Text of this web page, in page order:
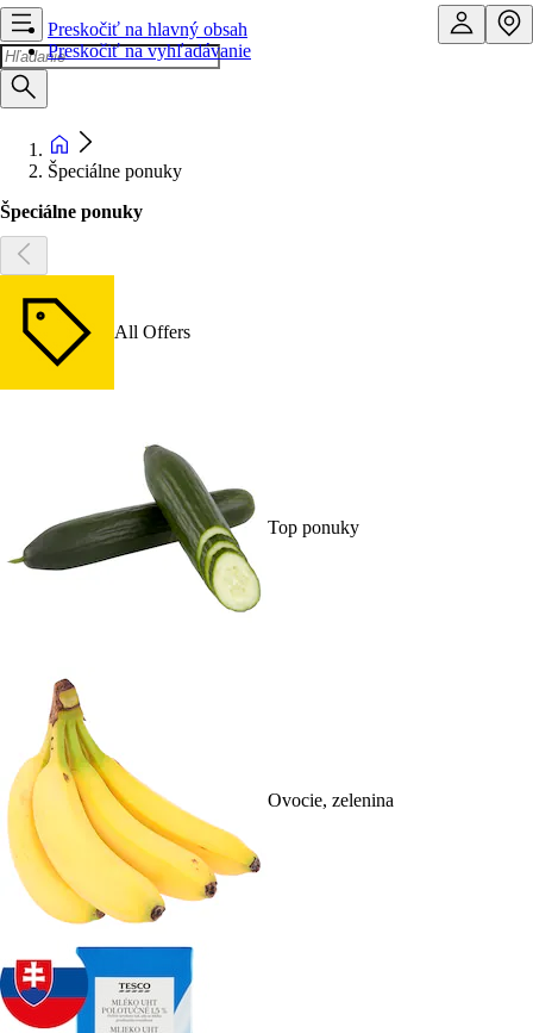
Preskočiť na hlavný obsah
Preskočiť na vyhľadávanie
Špeciálne ponuky
Špeciálne ponuky
All Offers
Top ponuky
Ovocie, zelenina